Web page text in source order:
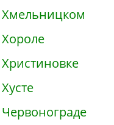
Хмельницком